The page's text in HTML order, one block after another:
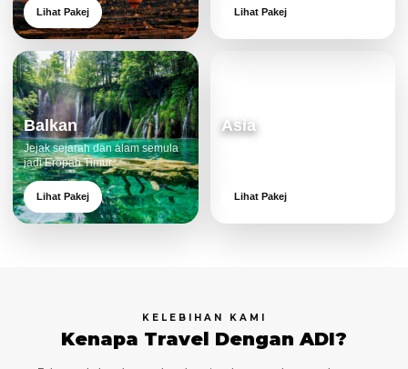
Lihat Pakej Lihat Pakej
Balkan
Jejak sejarah dan alam semula
jadi Eropah Timur.
Lihat Pakej
Asia
Lihat Pakej
KELEBIHAN KAMI
Kenapa Travel Dengan ADI?